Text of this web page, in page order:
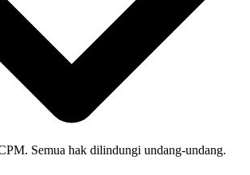
Semua hak dilindungi undang-undang.